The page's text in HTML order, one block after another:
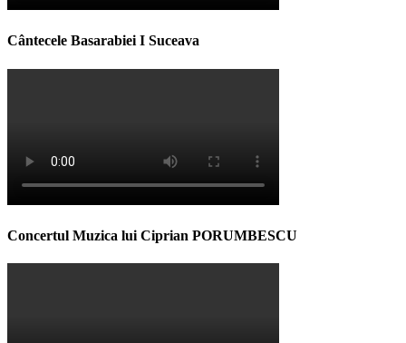
Cântecele Basarabiei I Suceava
Concertul Muzica lui Ciprian PORUMBESCU